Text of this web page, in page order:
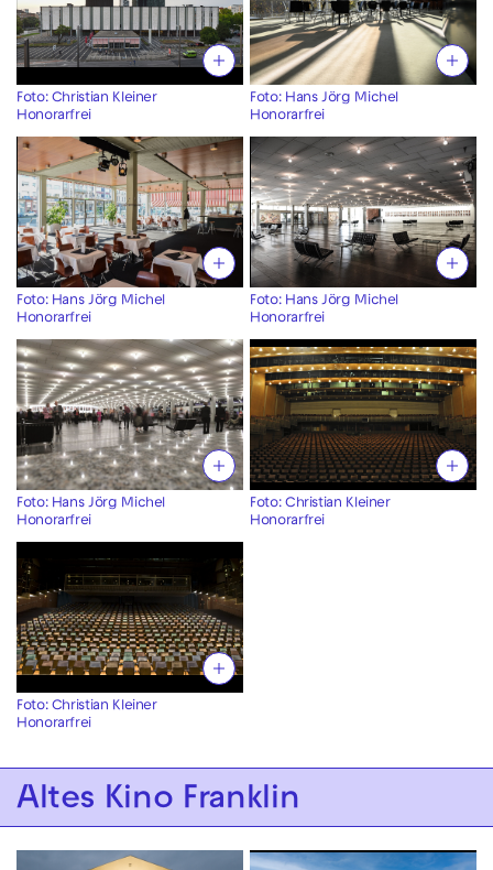
Foto: Christian Kleiner
Honorarfrei
Foto: Hans Jörg Michel
Honorarfrei
Foto: Hans Jörg Michel
Honorarfrei
Foto: Hans Jörg Michel
Honorarfrei
Foto: Hans Jörg Michel
Honorarfrei
Foto: Christian Kleiner
Honorarfrei
Foto: Christian Kleiner
Honorarfrei
Altes Kino Franklin